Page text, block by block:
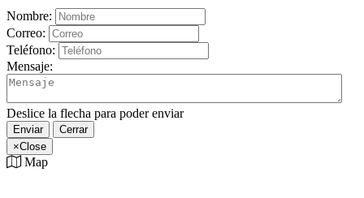
Nombre:
Correo:
Teléfono:
Mensaje:
Deslice la flecha para poder enviar
Enviar
Cerrar
×Close
Map